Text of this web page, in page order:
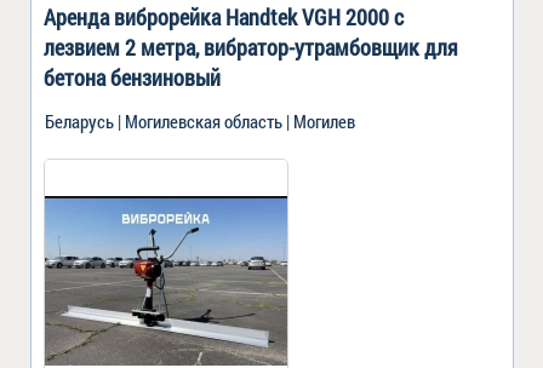
Аренда виброрейка Наndtеk VGН 2000 c
лезвием 2 метра, вибратор-утрамбовщик для
бетона бензиновый
Беларусь | Могилевская область | Могилев